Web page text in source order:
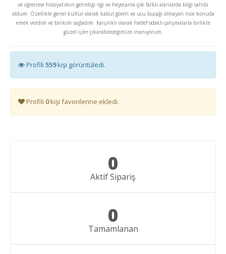
ve öğrenme hissiyatımın getirdiği ilgi ve heyecanla çok farklı alanlarda bilgi sahibi
oldum. Özellikle genel kültür olarak kabul gören ve ucu bucağı olmayan nice konuda
emek verdim ve birikim sağladım. Karşılıklı olarak hedef odaklı çalışmalarla birlikte
güzel işler çıkarabileceğimize inanıyorum.
Profili 559kişi görüntüledi.
Profili 0kişi favorilerine ekledi.
0
Aktif Sipariş
0
Tamamlanan